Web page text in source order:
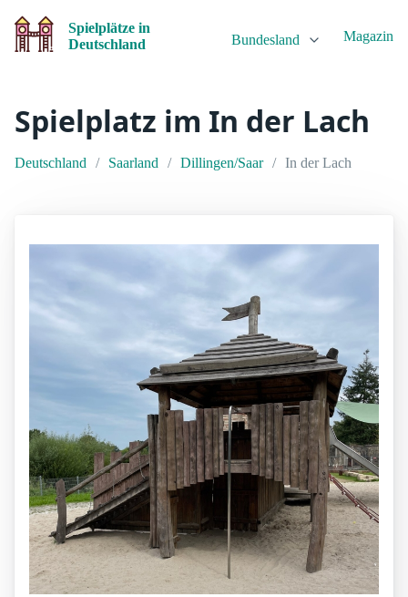
Spielplätze in
Deutschland
Bundesland Magazin
Spielplatz im In der Lach
Deutschland Saarland Dillingen/Saar In der Lach